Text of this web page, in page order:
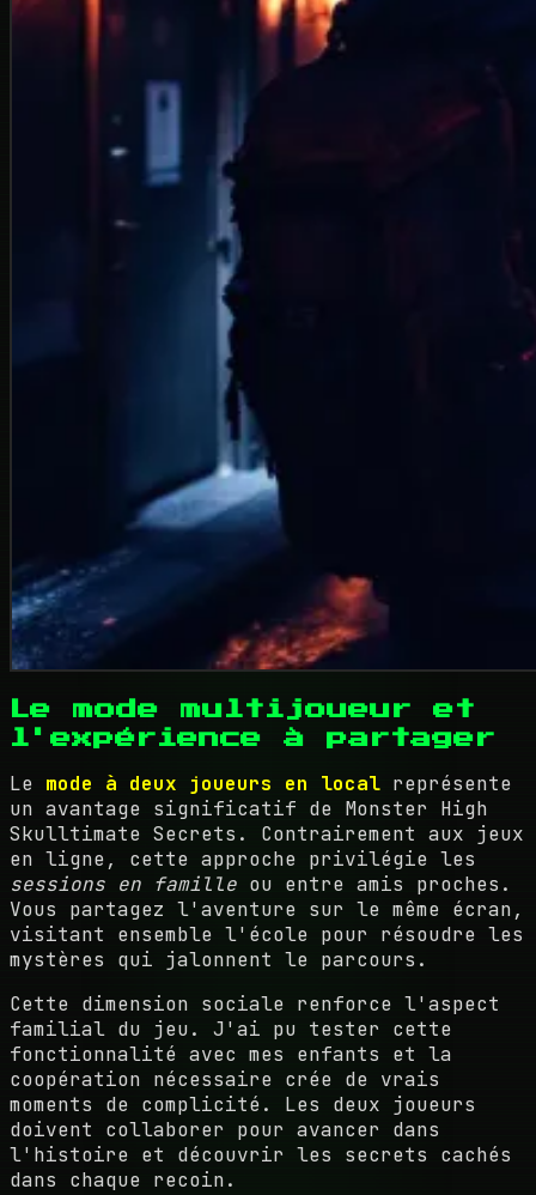
Le mode multijoueur et
l'expérience à partager
Le mode à deux joueurs en local représente
un avantage significatif de Monster High
Skulltimate Secrets. Contrairement aux jeux
en ligne, cette approche privilégie les
sessions en famille ou entre amis proches.
Vous partagez l'aventure sur le même écran,
visitant ensemble l'école pour résoudre les
mystères qui jalonnent le parcours.
Cette dimension sociale renforce l'aspect
familial du jeu. J'ai pu tester cette
fonctionnalité avec mes enfants et la
coopération nécessaire crée de vrais
moments de complicité. Les deux joueurs
doivent collaborer pour avancer dans
l'histoire et découvrir les secrets cachés
dans chaque recoin.